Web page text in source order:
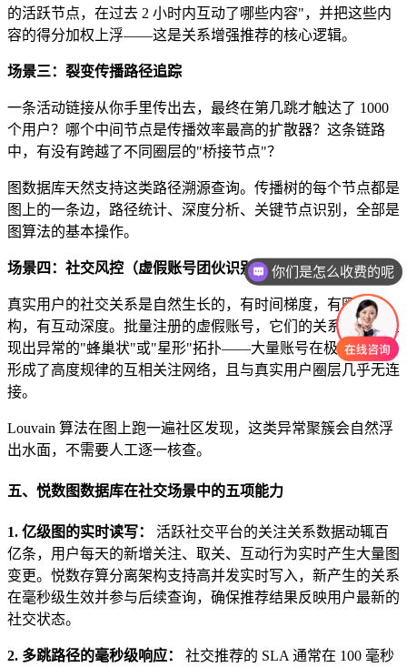
的活跃节点，在过去 2 小时内互动了哪些内容"，并把这些内
容的得分加权上浮——这是关系增强推荐的核心逻辑。
场景三：裂变传播路径追踪
一条活动链接从你手里传出去，最终在第几跳才触达了 1000
个用户？哪个中间节点是传播效率最高的扩散器？这条链路
中，有没有跨越了不同圈层的"桥接节点"？
图数据库天然支持这类路径溯源查询。传播树的每个节点都是
图上的一条边，路径统计、深度分析、关键节点识别，全部是
图算法的基本操作。
场景四：社交风控（虚假账号团伙识别）
真实用户的社交关系是自然生长的，有时间梯度，有圈层结
构，有互动深度。批量注册的虚假账号，它们的关系图通常呈
现出异常的"蜂巢状"或"星形"拓扑——大量账号在极短时间内
形成了高度规律的互相关注网络，且与真实用户圈层几乎无连
接。
Louvain 算法在图上跑一遍社区发现，这类异常聚簇会自然浮
出水面，不需要人工逐一核查。
五、悦数图数据库在社交场景中的五项能力
1. 亿级图的实时读写：
活跃社交平台的关注关系数据动辄百
亿条，用户每天的新增关注、取关、互动行为实时产生大量图
变更。悦数存算分离架构支持高并发实时写入，新产生的关系
在毫秒级生效并参与后续查询，确保推荐结果反映用户最新的
社交状态。
2. 多跳路径的毫秒级响应：
社交推荐的 SLA 通常在 100 毫秒
你们是怎么收费的呢